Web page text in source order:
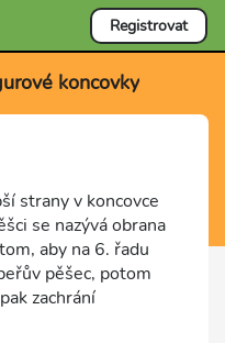
Registrovat
koncovky
strany v koncovce
se nazývá obrana
aby na 6. řadu
pěšec, potom
zachrání